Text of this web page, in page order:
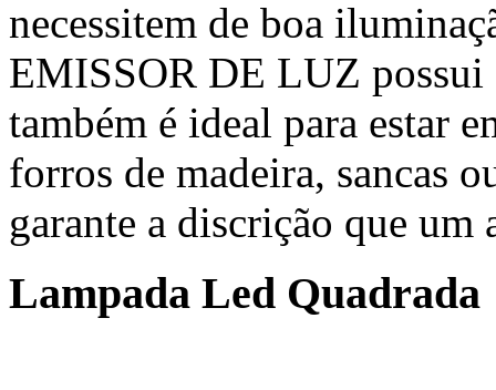
necessitem de boa
EMISSOR DE LUZ possui
também é ideal para estar
forros de madeira, sancas
garante a discrição que um
Lampada Led Quadrada